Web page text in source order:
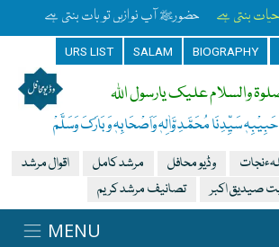
بنتی ہے حضورﷺ آپ نوازیں تو بات بنتی ہے
URS LIST SALAM BIOGRAPHY
والسلام علیک یارسول اللہ
سَیِّدِنَا مُحَمَّدِ وَّاٰلِہٖ وَاَصْحَابِہٖ وَبَارَکَ وَسَلَّمْ
اقوال مرشد مرشد کامل وڈیو محافل
تصانیف مرشد کریم
صیدیق اکبر